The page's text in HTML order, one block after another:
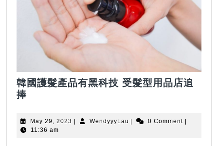
韓國護髮產品有黑科技 受髮型用品店追
捧韓
護
髮
May 29, 2023 May
| WendyyyLau WendyyyLau
| 0 Comment |
11:36 am